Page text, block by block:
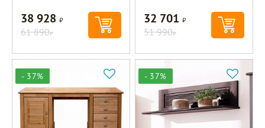
38 928Р
61 890Р
32 701Р
51 990Р
- 37% - 37%